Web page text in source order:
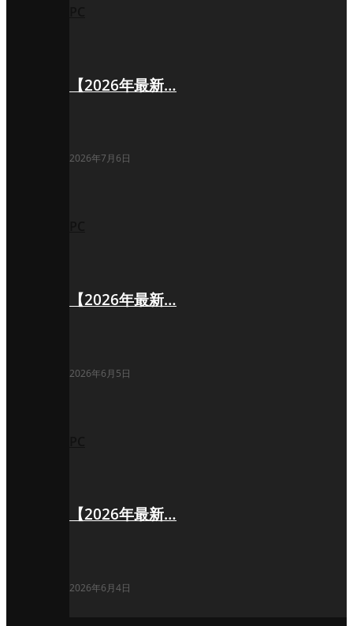
【2026年最新…
2026年7月6日
【2026年最新…
2026年6月5日
【2026年最新…
2026年6月4日